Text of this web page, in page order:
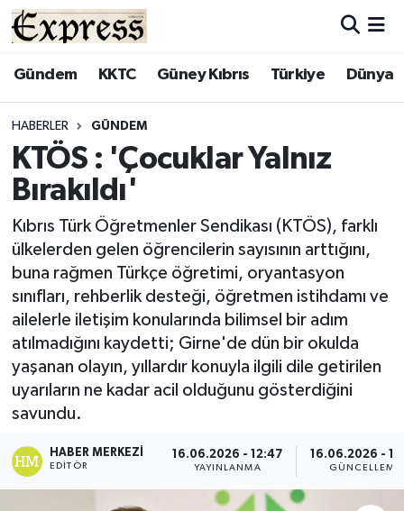
Gündem KKTC Güney Kıbrıs Türkiye Dünya
HABERLER GÜNDEM
KTÖS : 'Çocuklar Yalnız
Bırakıldı'
Kıbrıs Türk Öğretmenler Sendikası (KTÖS), farklı
ülkelerden gelen öğrencilerin sayısının arttığını,
buna rağmen Türkçe öğretimi, oryantasyon
sınıfları, rehberlik desteği, öğretmen istihdamı ve
ailelerle iletişim konularında bilimsel bir adım
atılmadığını kaydetti; Girne'de dün bir okulda
yaşanan olayın, yıllardır konuyla ilgili dile getirilen
uyarıların ne kadar acil olduğunu gösterdiğini
savundu.
HABER MERKEZI
EDITÖR
16.06.2026 - 12:47
YAYINLANMA
16.06.2026 -
GÜNCELLEME
ALAYKÖY
BİLİM
DÜNYA
EĞİTİM
EKONOMİ
ENGLISH
Hava Durumu
Süper Lig Puan Durumu ve Fikstür
Son Dakika Haberleri
Haber Arşivi